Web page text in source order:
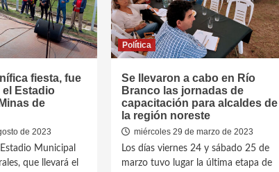
fiesta, fue
Estadio
de
de 2023
Municipal
que llevará el
Política
Se llevaron a cabo en Río
Branco las jornadas de
capacitación para alcaldes de
la región noreste
miércoles 29 de marzo de 2023
Los días viernes 24 y sábado 25 de
marzo tuvo lugar la última etapa de